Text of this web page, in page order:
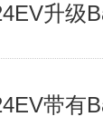
升级
带有